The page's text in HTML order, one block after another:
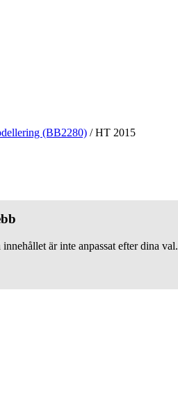
(BB2280) /HT 2015
är inte anpassat efter dina val.